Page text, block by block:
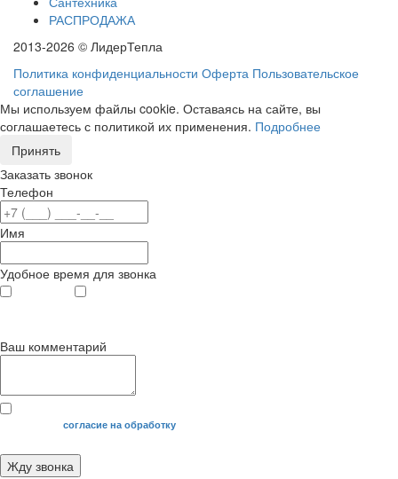
РАСПРОДАЖА
2013-2026 © ЛидерТепла
Политика конфиденциальности Оферта Пользовательское
соглашение
Мы используем файлы cookie. Оставаясь на сайте, вы
соглашаетесь с политикой их применения. Подробнее
Принять
Заказать звонок
Телефон
Имя
Удобное время для звонка
Ваш комментарий
Я даю своесогласие на обработку
Жду звонка